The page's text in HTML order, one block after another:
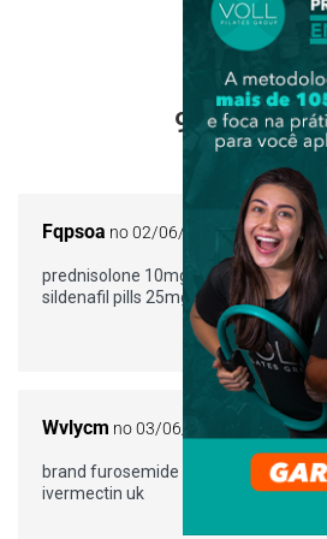
9
Fqpsoa no 02/06/2022 a partir do
prednisolone 10mg price –cost
sildenafil pills 25mg
Wvlycm no 03/06/2022 a partir do
brand furosemide 100mg – cheap
ivermectin uk